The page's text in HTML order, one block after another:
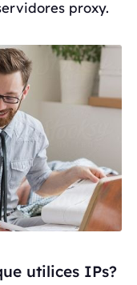
proxy.
utilices IPs?